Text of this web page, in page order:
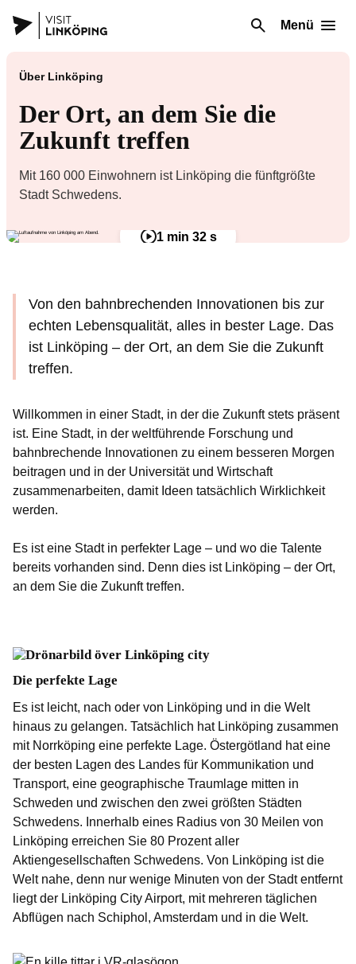
Menü
Über Linköping
Der Ort, an dem Sie die
Zukunft treffen
Mit 160 000 Einwohnern ist Linköping die fünftgrößte
Stadt Schwedens.
1 min 32 s
Von den bahnbrechenden Innovationen bis zur
echten Lebensqualität, alles in bester Lage. Das
ist Linköping – der Ort, an dem Sie die Zukunft
treffen.
Willkommen in einer Stadt, in der die Zukunft stets präsent
ist. Eine Stadt, in der weltführende Forschung und
bahnbrechende Innovationen zu einem besseren Morgen
beitragen und in der Universität und Wirtschaft
zusammenarbeiten, damit Ideen tatsächlich Wirklichkeit
werden.
Es ist eine Stadt in perfekter Lage – und wo die Talente
bereits vorhanden sind. Denn dies ist Linköping – der Ort,
an dem Sie die Zukunft treffen.
Die perfekte Lage
Es ist leicht, nach oder von Linköping und in die Welt
hinaus zu gelangen. Tatsächlich hat Linköping zusammen
mit Norrköping eine perfekte Lage. Östergötland hat eine
der besten Lagen des Landes für Kommunikation und
Transport, eine geographische Traumlage mitten in
Schweden und zwischen den zwei größten Städten
Schwedens. Innerhalb eines Radius von 30 Meilen von
Linköping erreichen Sie 80 Prozent aller
Aktiengesellschaften Schwedens. Von Linköping ist die
Welt nahe, denn nur wenige Minuten von der Stadt entfernt
liegt der Linköping City Airport, mit mehreren täglichen
Abflügen nach Schiphol, Amsterdam und in die Welt.